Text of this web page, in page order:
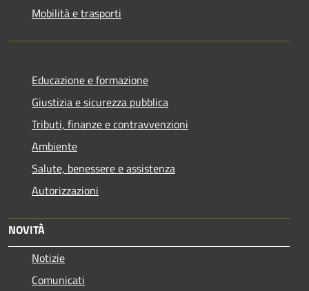
Mobilità e trasporti
Educazione e formazione
Giustizia e sicurezza pubblica
Tributi, finanze e contravvenzioni
Ambiente
Salute, benessere e assistenza
Autorizzazioni
NOVITÀ
Notizie
Comunicati